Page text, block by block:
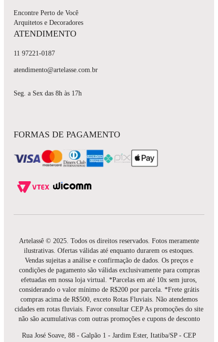
Encontre Perto de Você
Arquitetos e Decoradores
ATENDIMENTO
11 97221-0187
atendimento@artelasse.com.br
Seg. a Sex das 8h às 17h
FORMAS DE PAGAMENTO
Artelassê © 2025. Todos os direitos reservados. Fotos meramente
ilustrativas. Ofertas válidas até enquanto durarem os estoques.
Vendas sujeitas a análise e confirmação de dados. Os preços e
condições de pagamento são válidas exclusivamente para compras
efetuadas em nossa loja virtual. *Parcelas em até 10x sem juros,
considerando o valor mínimo de R$200 por parcela. *Frete grátis
compras acima de R$500, exceto Rotas Fluviais. Não atendemos
cidades em rotas fluviais. Favor consultar CEP As promoções do site
não são acumulativas com outras promoções e cupons de desconto
Rua José Soave, 88 - Galpão 1 - Jardim Ester, Itatiba/SP - CEP